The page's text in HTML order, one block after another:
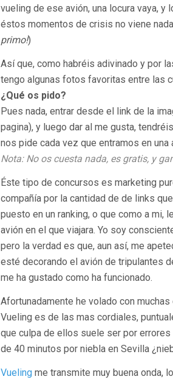
vueling de ese avión, una locura vaya, y
éstos momentos de crisis no viene
primo!)
Así que, como habréis adivinado y por
tengo algunas fotos favoritas entre las
¿Qué os pido?
Pues nada, entrar desde el link de la
pagina), y luego dar al me gusta,
nos pide cada vez que entramos en
Nota: No os cuesta nada, es gratis, y
Éste tipo de concursos es marketing
compañía por la cantidad de de links
puesto en un ranking, o que como a mi,
avión en el que viajara. Yo soy
pero la verdad es que, aun así, me
esté decorando el avión de tripulantes
me ha gustado como ha funcionado.
Afortunadamente he volado con muchas
Vueling es de las mas cordiales,
que culpa de ellos suele ser por
de 40 minutos por niebla en Sevilla
Vueling me transmite muy buena onda,